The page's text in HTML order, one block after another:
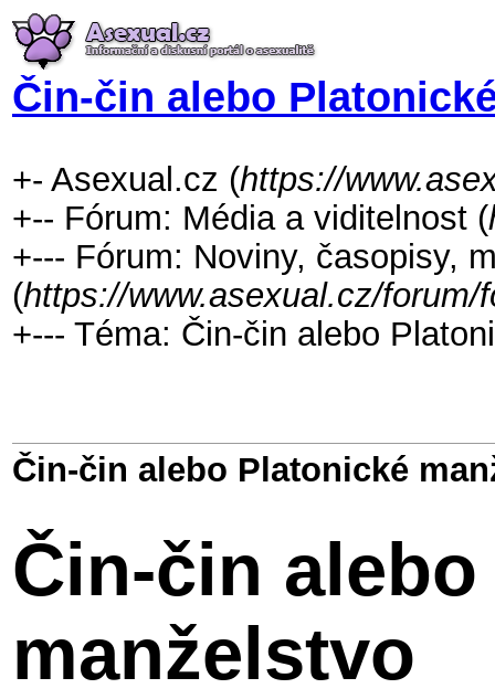
Čin-čin alebo
+- Asexual.cz (https://
+-- Fórum: Média a viditelnost (
+--- Fórum: Noviny, časopisy,
(https://www.asexual.cz/forum/
+--- Téma: Čin-čin alebo
Čin-čin alebo Platonické
Čin-čin
manželstvo